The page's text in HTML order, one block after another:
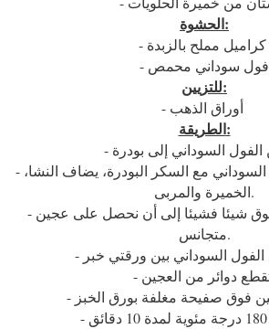
الحشوة:
- كراميل مملح بالزبدة
- فول سوداني محمص
للتزيين:
- أوراق الذهب
الطريقة:
- في وعاء يخلط الفول السوداني مع السكر البودرة، يضاف النشا،
الخميرة والمربى.
- يضاف البيض المخفوق شيئا فشيئا إلى أن نحصل على عجين
متجانس.